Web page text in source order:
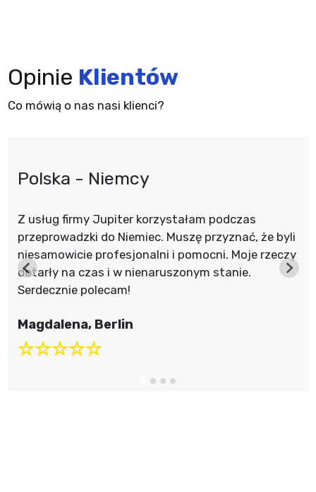
Opinie Klientów
Co mówią o nas nasi klienci?
Polska - Niemcy
Z usług firmy Jupiter korzystałam podczas
przeprowadzki do Niemiec. Muszę przyznać, że byli
niesamowicie profesjonalni i pomocni. Moje rzeczy
dotarły na czas i w nienaruszonym stanie.
Serdecznie polecam!
Magdalena, Berlin